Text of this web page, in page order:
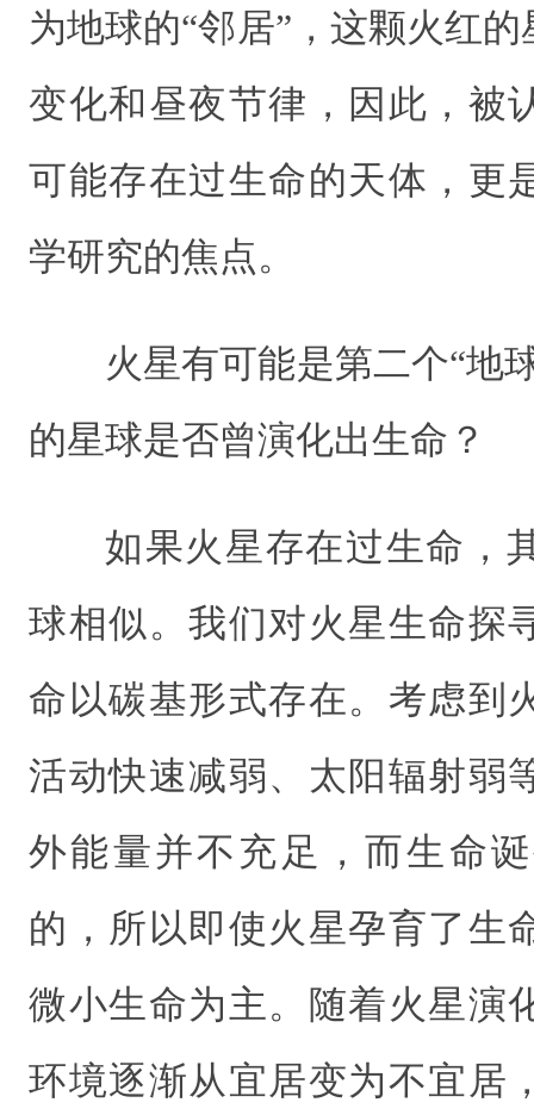
为地球的“邻居”，这颗火红
变化和昼夜节律，因此，被
可能存在过生命的天体，更
学研究的焦点。
火星有可能是第二个“地
的星球是否曾演化出生命？
如果火星存在过生命，
球相似。我们对火星生命探
命以碳基形式存在。考虑到
活动快速减弱、太阳辐射弱
外能量并不充足，而生命
的，所以即使火星孕育了生
微小生命为主。随着火星演
环境逐渐从宜居变为不宜居